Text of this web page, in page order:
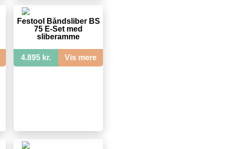
Festool Båndsliber BS
75 E-Set med
sliberamme
4.895 kr. Vis mere